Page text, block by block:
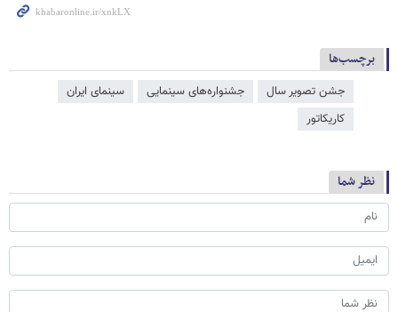
برچسب‌ها
جشن تصویر سال جشنواره‌های سینمایی
سینمای ایران
کاریکاتور
نظر شما